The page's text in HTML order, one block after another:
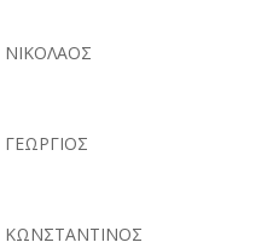
ΝΙΚΟΛΑΟΣ
ΓΕΩΡΓΙΟΣ
ΚΩΝΣΤΑΝΤΙΝΟΣ